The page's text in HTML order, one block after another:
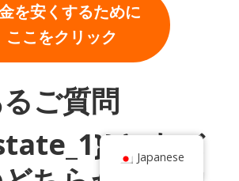
を安くするために
ここをクリック
ご質問
とネバ
Japanese